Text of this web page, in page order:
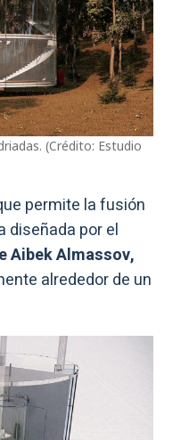
(Crédito: Estudio
permite la fusión
diseñada por el
e Aibek Almassov,
alrededor de un